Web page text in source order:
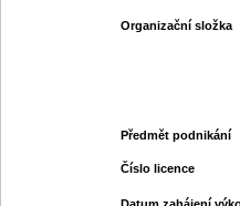
Organizační složka
Předmět podnikání
Číslo licence